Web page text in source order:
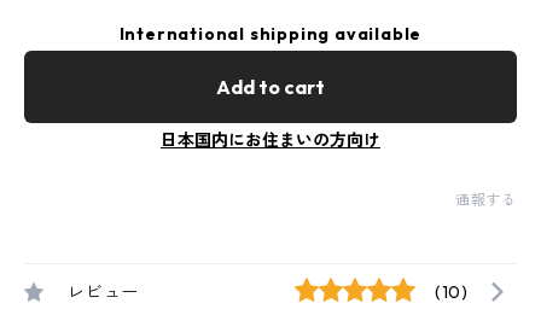
International shipping available
Add to cart
日本国内にお住まいの方向け
通報する
レビュー (10)